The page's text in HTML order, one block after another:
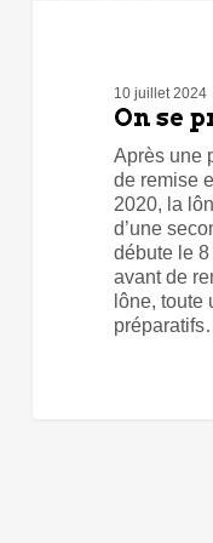
10 juillet 2024
On se
Après une
de remise
2020, la
d’une
débute le
avant de
lône, toute